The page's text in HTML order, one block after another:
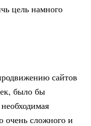
цель намного
сайтов
было бы
очень сложного и